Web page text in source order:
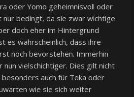
oder Yomo geheimnisvoll oder
bedingt, da sie zwar wichtige
doch eher im Hintergrund
es wahrscheinlich, dass ihre
noch bevorstehen. Immerhin
nun vielschichtiger. Dies gilt nicht
auch für Toka oder
wie sie sich weiter